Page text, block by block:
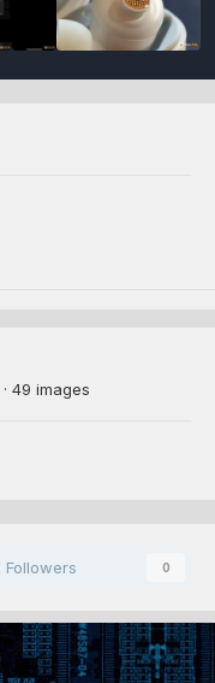
· 49 images
Followers 0